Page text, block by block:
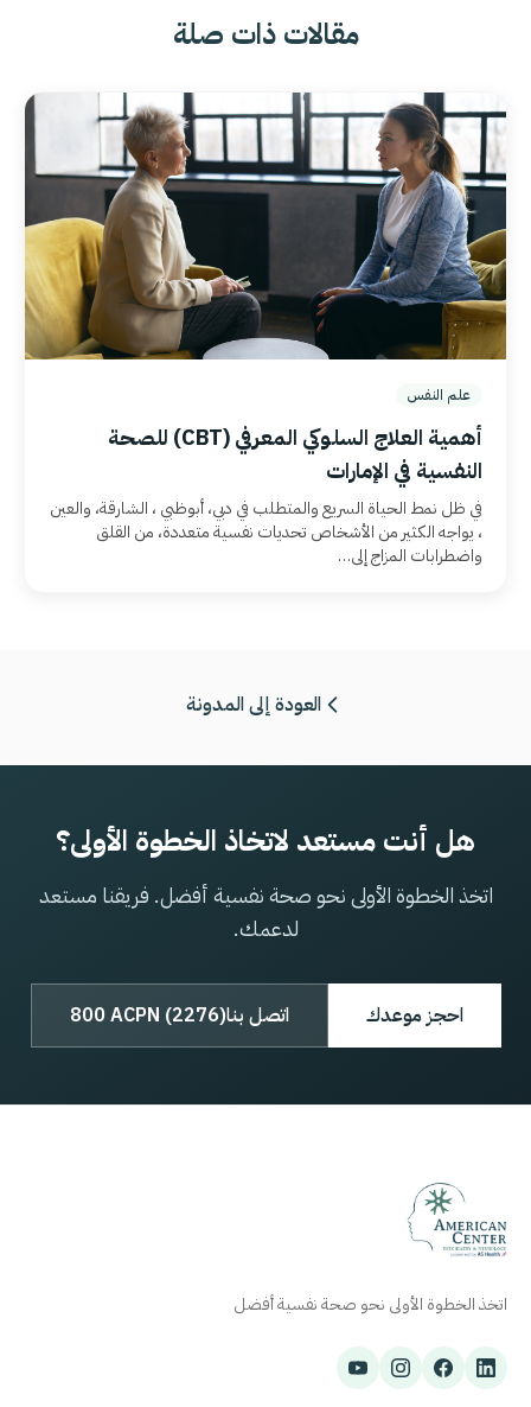
مقالات ذات صلة
علم النفس
أهمية العلاج السلوكي المعرفي(CBT) للصحة
النفسية في الإمارات
في ظل نمط الحياة السريع والمتطلب في دبي، أبوظبي ، الشارقة، والعين
، يواجه الكثير من الأشخاص تحديات نفسية متعددة، من القلق
واضطرابات المزاج إلى…
العودة إلى المدونة
هل أنت مستعد لاتخاذ الخطوة الأولى؟
اتخذ الخطوة الأولى نحو صحة نفسية أفضل. فريقنا مستعد
لدعمك.
احجز موعدك اتصل بنا800 ACPN (2276)
اتخذ الخطوة الأولى نحو صحة نفسية أفضل